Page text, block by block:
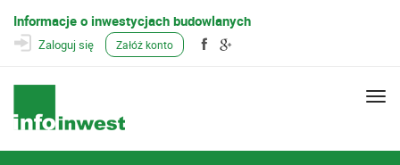
Informacje o inwestycjach budowlanych
Zaloguj się Załóż konto